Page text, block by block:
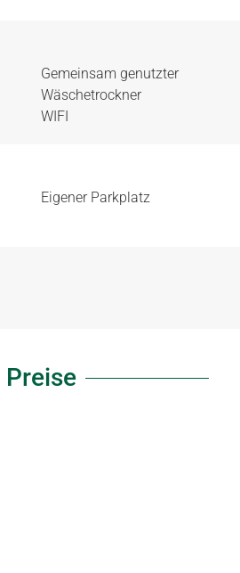
Gemeinsam genutzter
Wäschetrockner
WIFI
Eigener Parkplatz
Preise